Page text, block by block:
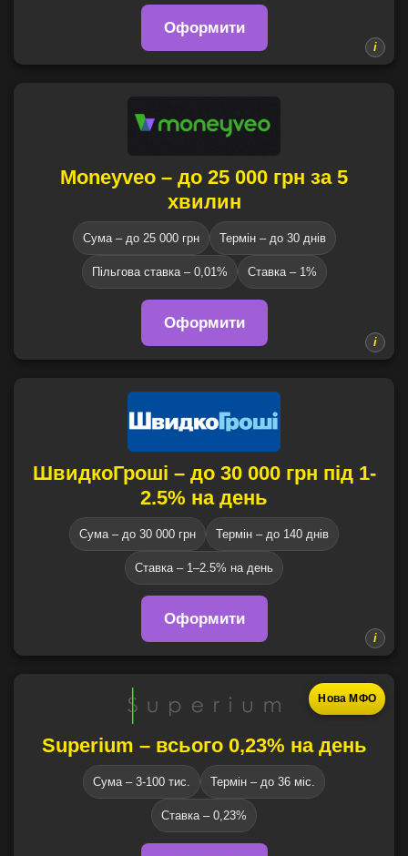
Оформити
Moneyveo – до 25 000 грн за 5
хвилин
Сума – до 25 000 грн Термін – до 30 днів
Пільгова ставка – 0,01% Ставка – 1%
Оформити
ШвидкоГроші – до 30 000 грн під 1-
2.5% на день
Сума – до 30 000 грн Термін – до 140 днів
Ставка – 1–2.5% на день
Оформити
Нова МФО
Superium – всього 0,23% на день
Сума – 3-100 тис. Термін – до 36 міс.
Ставка – 0,23%